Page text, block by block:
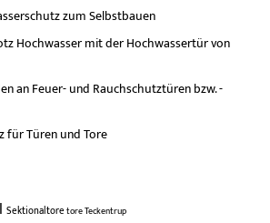
zum Selbstbauen
Hochwasser mit der Hochwassertür von
an Feuer- und Rauchschutztüren bzw. -
für Türen und Tore
SektionaltoretoreTeckentrup